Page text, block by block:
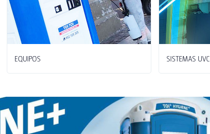
EQUIPOS SISTEMAS UVC